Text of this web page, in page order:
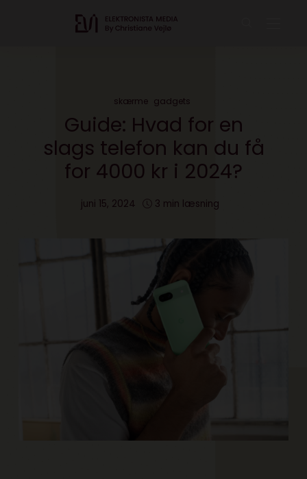
skærme gadgets
Guide: Hvad for en
slags telefon kan du få
for 4000 kr i 2024?
juni 15, 2024 3 min læsning